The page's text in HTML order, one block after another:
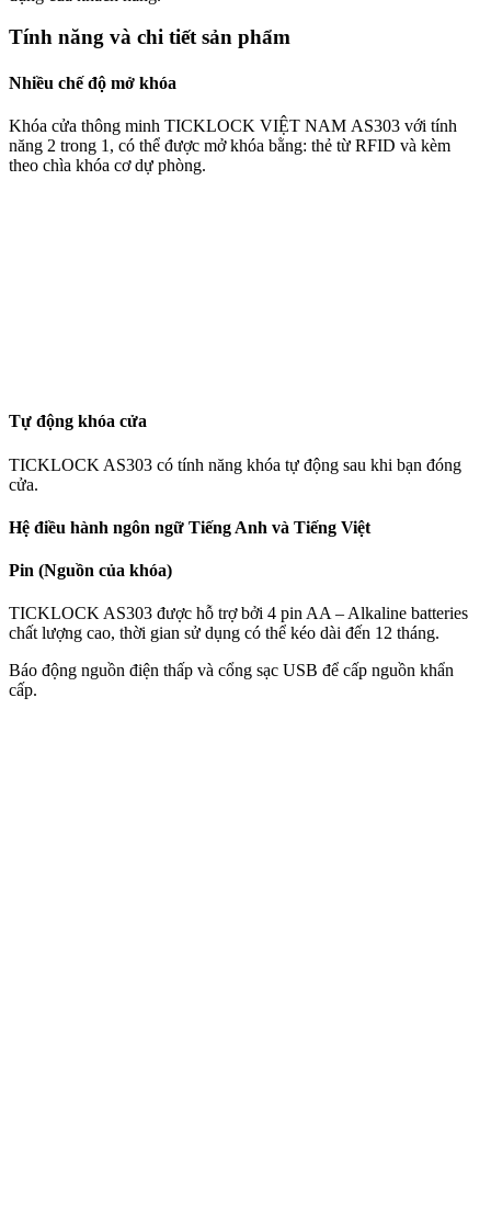
Tính năng và chi tiết sản phẩm
Nhiều chế độ mở khóa
Khóa cửa thông minh TICKLOCK VIỆT NAM AS303 với tính
năng 2 trong 1, có thể được mở khóa bằng: thẻ từ RFID và kèm
theo chìa khóa cơ dự phòng.
Tự động khóa cửa
TICKLOCK AS303 có tính năng khóa tự động sau khi bạn đóng
cửa.
Hệ điều hành ngôn ngữ Tiếng Anh và Tiếng Việt
Pin (Nguồn của khóa)
TICKLOCK AS303 được hỗ trợ bởi 4 pin AA – Alkaline batteries
chất lượng cao, thời gian sử dụng có thể kéo dài đến 12 tháng.
Báo động nguồn điện thấp và cổng sạc USB để cấp nguồn khẩn
cấp.